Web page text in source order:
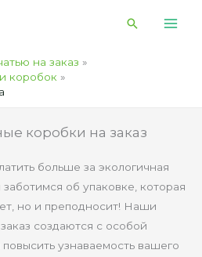
Поиск
на заказ
коробок
коробки на заказ
больше за экологичная
заботимся об упаковке, которая
но и преподносит! Наши
создаются с особой
узнаваемость вашего